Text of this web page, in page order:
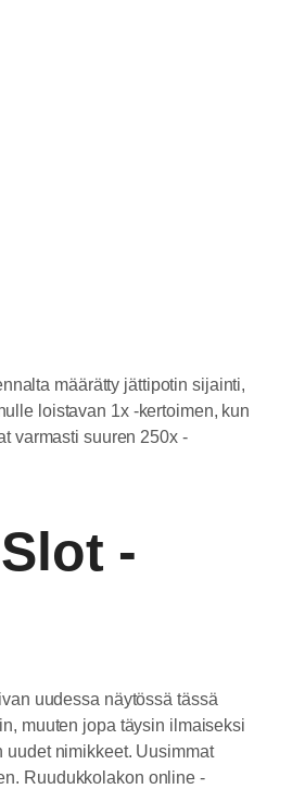
määrätty jättipotin sijainti,
loistavan 1x -kertoimen, kun
varmasti suuren 250x -
-
uudessa näytössä tässä
muuten jopa täysin ilmaiseksi
nimikkeet. Uusimmat
Ruudukkolakon online -